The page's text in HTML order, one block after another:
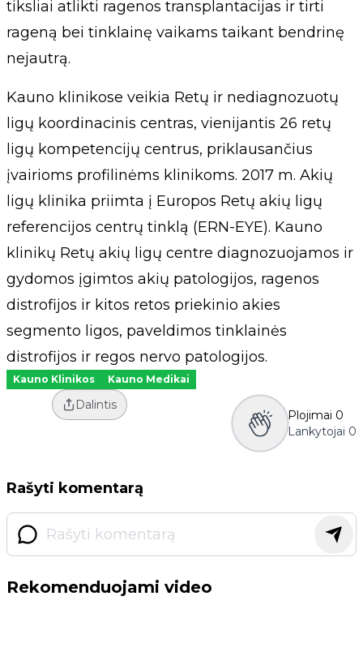
tiksliai atlikti ragenos transplantacijas ir tirti
rageną bei tinklainę vaikams taikant bendrinę
nejautrą.
Kauno klinikose veikia Retų ir nediagnozuotų
ligų koordinacinis centras, vienijantis 26 retų
ligų kompetencijų centrus, priklausančius
įvairioms profilinėms klinikoms. 2017 m. Akių
ligų klinika priimta į Europos Retų akių ligų
referencijos centrų tinklą (ERN-EYE). Kauno
klinikų Retų akių ligų centre diagnozuojamos ir
gydomos įgimtos akių patologijos, ragenos
distrofijos ir kitos retos priekinio akies
segmento ligos, paveldimos tinklainės
distrofijos ir regos nervo patologijos.
Kauno Klinikos Kauno Medikai
Dalintis
Plojimai 0
Lankytojai 0
Rašyti komentarą
Rekomenduojami video